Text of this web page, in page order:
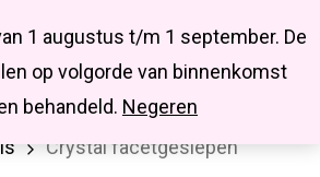
1 augustus t/m 1 september. De
op volgorde van binnenkomst
behandeld. Negeren
searchaccount
en kralenmixen
Facetkralen
Crystal facetgeslepen
Close